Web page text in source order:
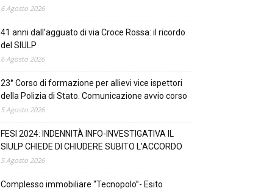
6 Agosto 2026
41 anni dall’agguato di via Croce Rossa: il ricordo
del SIULP
6 Agosto 2026
23° Corso di formazione per allievi vice ispettori
della Polizia di Stato. Comunicazione avvio corso
5 Agosto 2026
FESI 2024: INDENNITÀ INFO-INVESTIGATIVA IL
SIULP CHIEDE DI CHIUDERE SUBITO L’ACCORDO
5 Agosto 2026
Complesso immobiliare “Tecnopolo”- Esito